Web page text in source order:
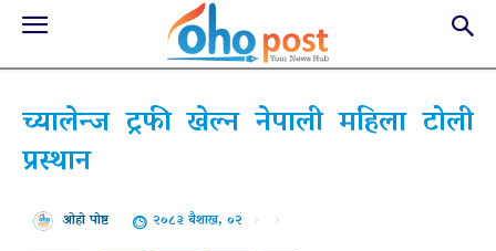
च्यालेन्ज ट्रफी खेल्न नेपाली महिला टोली
प्रस्थान
ओहो पोष्ट २०८३ बैशाख, ०२